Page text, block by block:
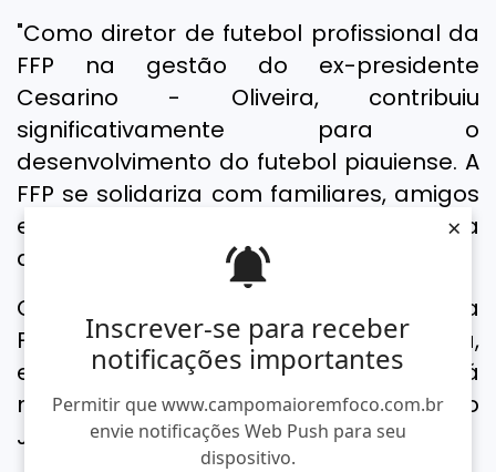
Inscrever-se para receber
notificações importantes
Permitir que www.campomaioremfoco.com.br
envie notificações Web Push para seu
dispositivo.
×
"Como diretor de futebol profissional da
FFP na gestão do ex-presidente
Cesarino - Oliveira, contribuiu
significativamente para o
desenvolvimento do futebol piauiense. A
FFP se solidariza com familiares, amigos
e toda a comunidade esportiva", diz nota
da FFP.
O velório está sendo realizado na
Funerária Pax União, na Av. Miguel Rosa,
em Teresina. O sepultamento ocorrerá
na quinta-feira (6), às 17h, no Cemitério
Jardim da Ressurreição.